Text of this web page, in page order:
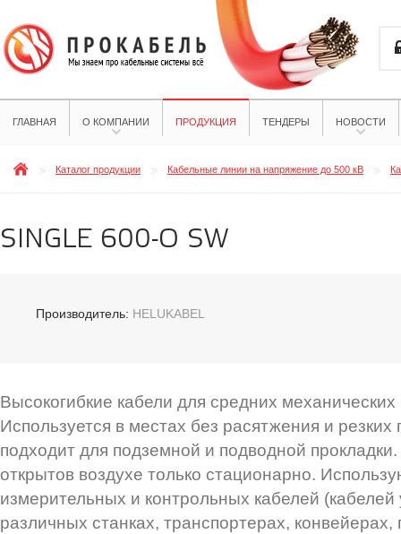
ГЛАВНАЯ О КОМПАНИИ ПРОДУКЦИЯ ТЕНДЕРЫ НОВОСТИ
Каталог продукции Кабельные линии на напряжение до 500 кВ
SINGLE 600-O SW
Производитель: HELUKABEL
Высокогибкие кабели для средних механических
Используется в местах без расятжения и
подходит для подземной и подводной
открытов воздухе только стационарно.
измерительных и контрольных кабелей (кабелей
различных станках, транспортерах,